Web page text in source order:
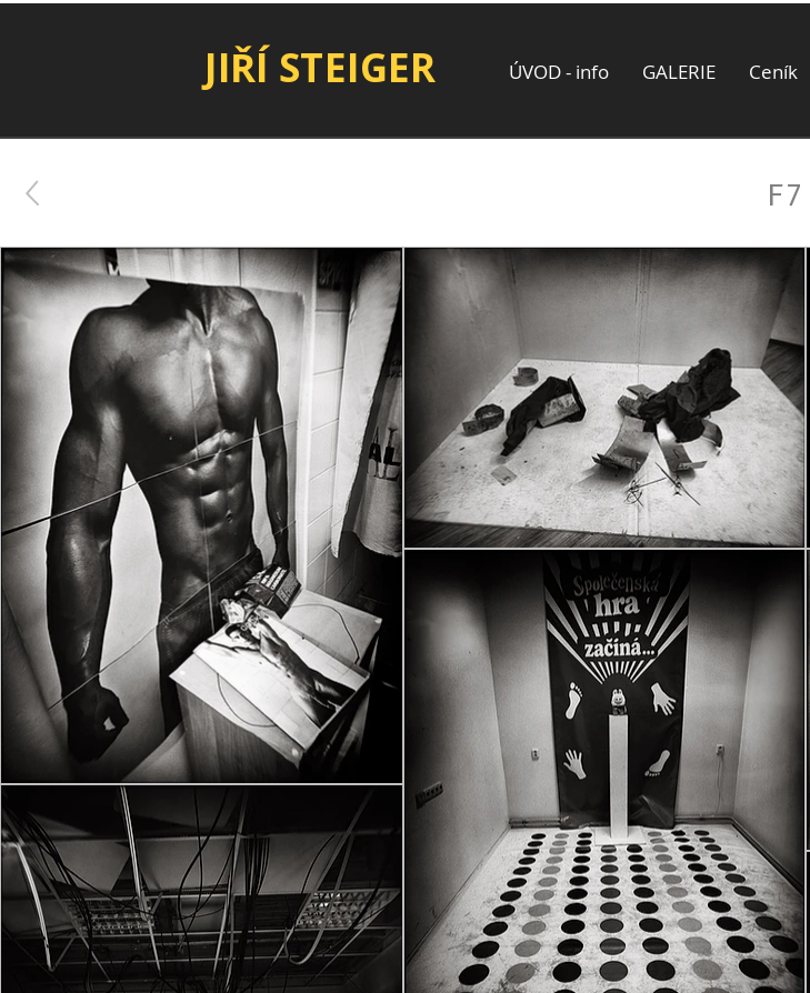
JIŘÍ STEIGER ÚVOD - info GALERIE Ceník
F7